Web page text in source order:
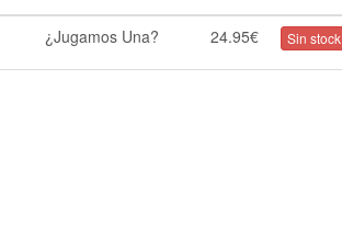
¿Jugamos Una? 24.95€ Sin stock